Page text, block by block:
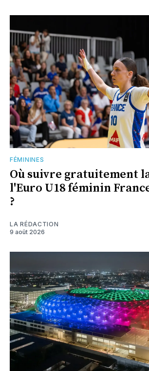
FÉMININES
Où suivre gratuitement
l'Euro U18 féminin
?
LA RÉDACTION
9 août 2026